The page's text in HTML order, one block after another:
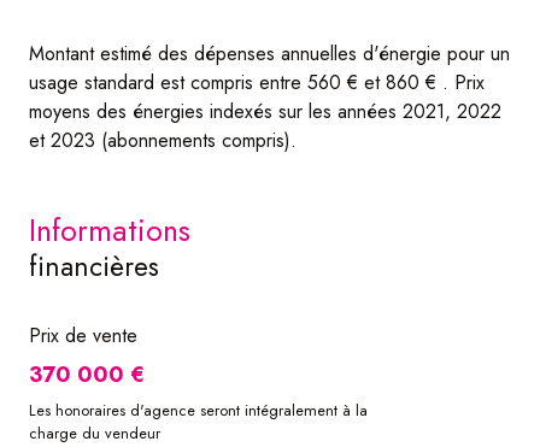
Montant estimé des dépenses annuelles d'énergie pour un
usage standard est compris entre 560 € et 860 € . Prix
moyens des énergies indexés sur les années 2021, 2022
et 2023 (abonnements compris).
informations
financières
Prix de vente
370 000 €
Les honoraires d'agence seront intégralement à la
charge du vendeur